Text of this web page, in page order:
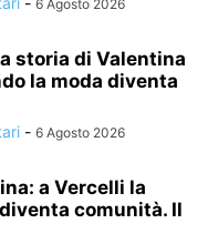
6 Agosto 2026
storia di Valentina
la moda diventa
- 6 Agosto 2026
a Vercelli la
comunità. Il